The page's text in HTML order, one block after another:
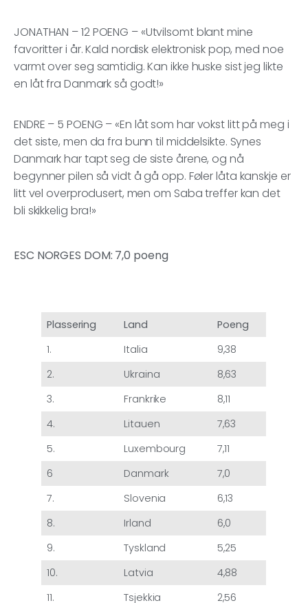
JONATHAN – 12 POENG – «Utvilsomt blant mine
favoritter i år. Kald nordisk elektronisk pop, med noe
varmt over seg samtidig. Kan ikke huske sist jeg likte
en låt fra Danmark så godt!»
ENDRE – 5 POENG – «En låt som har vokst litt på meg i
det siste, men da fra bunn til middelsikte. Synes
Danmark har tapt seg de siste årene, og nå
begynner pilen så vidt å gå opp. Føler låta kanskje er
litt vel overprodusert, men om Saba treffer kan det
bli skikkelig bra!»
ESC NORGES DOM: 7,0 poeng
Plassering Land
Poeng
1.
Italia
9,38
2.
Ukraina
8,63
3.
Frankrike
8,11
4.
Litauen
7,63
5.
Luxembourg
7,11
6
Danmark
7,0
7.
Slovenia
6,13
8.
Irland
6,0
9.
Tyskland
5,25
10.
Latvia
4,88
11.
Tsjekkia 2,56